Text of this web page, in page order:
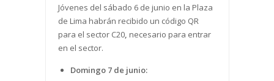
Jóvenes del sábado 6 de junio en la Plaza
de Lima habrán recibido un código QR
para el sector C20, necesario para entrar
en el sector.
Domingo 7 de junio: